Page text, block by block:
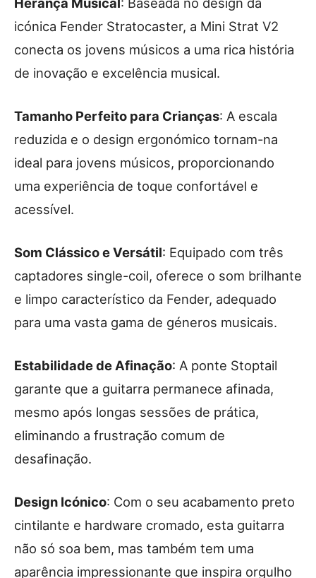
icónica Fender Stratocaster, a Mini Strat V2
conecta os jovens músicos a uma rica história
de inovação e excelência musical.
Tamanho Perfeito para Crianças: A escala
reduzida e o design ergonómico tornam-na
ideal para jovens músicos, proporcionando
uma experiência de toque confortável e
acessível.
Som Clássico e Versátil: Equipado com três
captadores single-coil, oferece o som brilhante
e limpo característico da Fender, adequado
para uma vasta gama de géneros musicais.
Estabilidade de Afinação: A ponte Stoptail
garante que a guitarra permanece afinada,
mesmo após longas sessões de prática,
eliminando a frustração comum de
desafinação.
Design Icónico: Com o seu acabamento preto
cintilante e hardware cromado, esta guitarra
não só soa bem, mas também tem uma
aparência impressionante que inspira orgulho